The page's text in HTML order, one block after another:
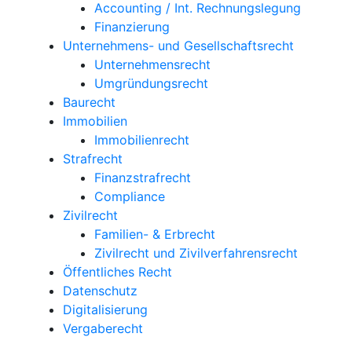
Accounting / Int. Rechnungslegung
Finanzierung
Unternehmens- und Gesellschaftsrecht
Unternehmensrecht
Umgründungsrecht
Baurecht
Immobilien
Immobilienrecht
Strafrecht
Finanzstrafrecht
Compliance
Zivilrecht
Familien- & Erbrecht
Zivilrecht und Zivilverfahrensrecht
Öffentliches Recht
Datenschutz
Digitalisierung
Vergaberecht